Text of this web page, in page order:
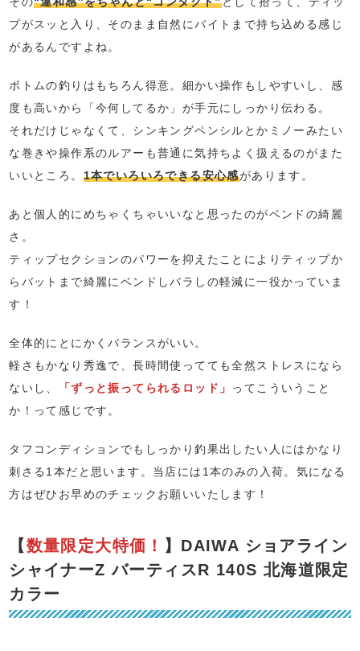
プがスッと入り、そのまま自然にバイトまで持ち込める感じ
があるんですよね。
ボトムの釣りはもちろん得意。細かい操作もしやすいし、感
度も高いから「今何してるか」が手元にしっかり伝わる。
それだけじゃなくて、シンキングペンシルとかミノーみたい
な巻きや操作系のルアーも普通に気持ちよく扱えるのがまた
いいところ。 1本でいろいろできる安心感があります。
あと個人的にめちゃくちゃいいなと思ったのがベンドの綺麗
さ。
ティップセクションのパワーを抑えたことによりティップか
らバットまで綺麗にベンドしバラしの軽減に一役かっていま
す！
全体的にとにかくバランスがいい。
軽さもかなり秀逸で、長時間使ってても全然ストレスになら
ないし、
「ずっと振ってられるロッド」 ってこういうこと
か！って感じです。
タフコンディションでもしっかり釣果出したい人にはかなり
刺さる1本だと思います。当店には1本のみの入荷。気になる
方はぜひお早めのチェックお願いいたします！
【 数量限定大特価！ 】DAIWA ショアライン
シャイナーZ バーティスR 140S 北海道限定
カラー